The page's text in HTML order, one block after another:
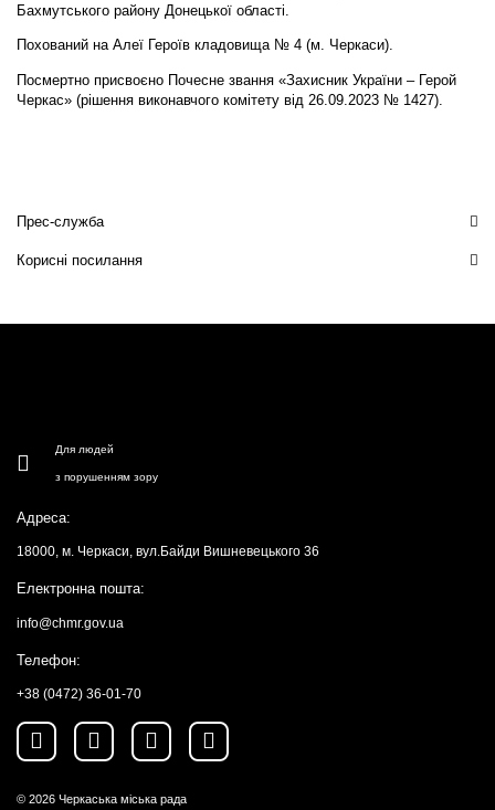
Бахмутського району Донецької області.
Похований на Алеї Героїв кладовища № 4 (м. Черкаси).
Посмертно присвоєно Почесне звання «Захисник України – Герой
Черкас» (рішення виконавчого комітету від 26.09.2023 № 1427).
Прес-служба
Корисні посилання
Для людей
з порушенням зору
Адреса:
18000, м. Черкаси, вул.Байди Вишневецького 36
Електронна пошта:
info@chmr.gov.ua
Телефон:
+38 (0472) 36-01-70
© 2026 Черкаська міська рада